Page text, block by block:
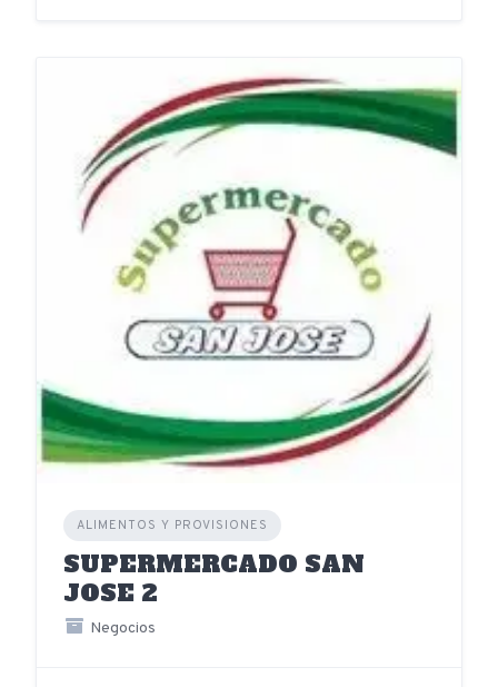
ALIMENTOS Y PROVISIONES
SUPERMERCADO SAN
JOSE 2
Negocios